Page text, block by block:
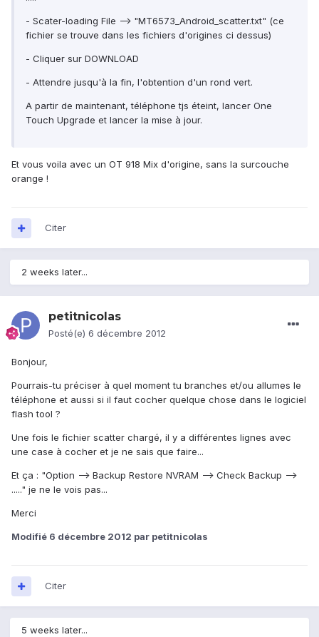
- Scater-loading File --> "MT6573_Android_scatter.txt" (ce
fichier se trouve dans les fichiers d'origines ci dessus)
- Cliquer sur DOWNLOAD
- Attendre jusqu'à la fin, l'obtention d'un rond vert.
A partir de maintenant, téléphone tjs éteint, lancer One
Touch Upgrade et lancer la mise à jour.
Et vous voila avec un OT 918 Mix d'origine, sans la surcouche
orange !
Citer
2 weeks later...
petitnicolas
Posté(e) 6 décembre 2012
Bonjour,
Pourrais-tu préciser à quel moment tu branches et/ou allumes le
téléphone et aussi si il faut cocher quelque chose dans le logiciel
flash tool ?
Une fois le fichier scatter chargé, il y a différentes lignes avec
une case à cocher et je ne sais que faire...
Et ça : "Option --> Backup Restore NVRAM --> Check Backup -->
....." je ne le vois pas...
Merci
Modifié 6 décembre 2012 par petitnicolas
Citer
5 weeks later...